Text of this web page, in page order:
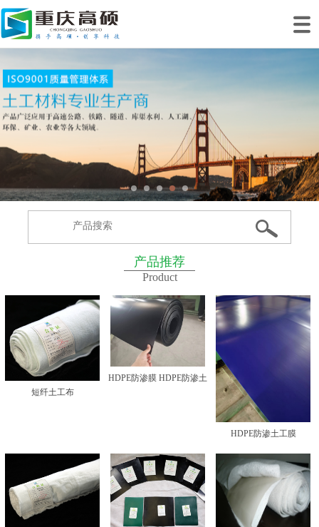
网站首页
关于我们
生产基地
新闻动态
联系我们
产品推荐
Product
短纤土工布
HDPE防渗膜 HDPE防渗土
HDPE防渗土工膜